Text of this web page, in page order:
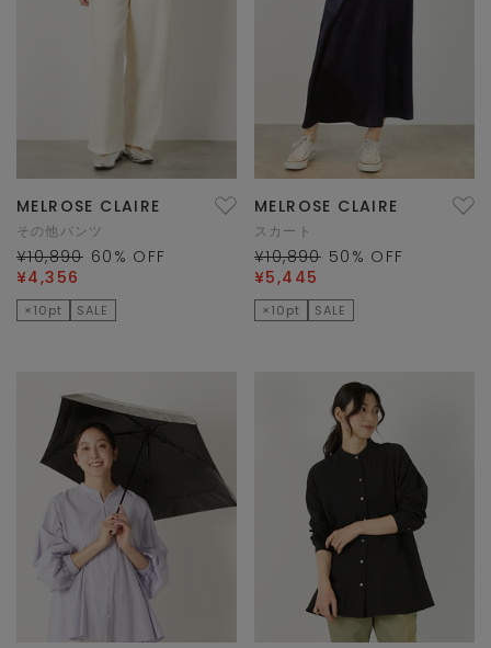
MELROSE CLAIRE
その他パンツ
¥10,890 60 % OFF
¥4,356
×10pt SALE
MELROSE CLAIRE
スカート
¥10,890 50 % OFF
¥5,445
×10pt SALE